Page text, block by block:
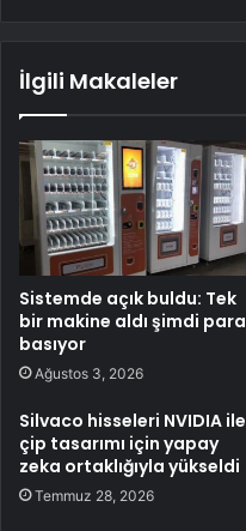
İlgili Makaleler
Sistemde açık buldu: Tek
bir makine aldı şimdi para
basıyor
Ağustos 3, 2026
Silvaco hisseleri NVIDIA ile
çip tasarımı için yapay
zeka ortaklığıyla yükseldi
Temmuz 28, 2026